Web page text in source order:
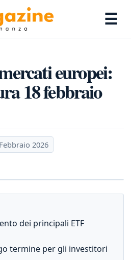
☰
europei:
18 febbraio
2026
dei principali ETF
termine per gli investitori